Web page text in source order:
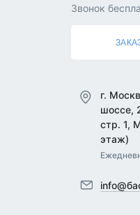
Звонок
г.
шоссе,
стр. 1,
этаж)